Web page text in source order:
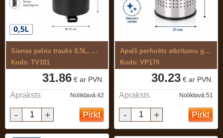
Sienas pelnu trauks 0,5L, melns
Kods: TV101
31.86 € ar PVN.
Apraksts Noliktavā:42
- + Pirkt
Apaļš perforēts atkritumu grozs 10L
Kods: VP170
30.23 € ar PVN.
Apraksts Noliktavā:51
- + Pirkt